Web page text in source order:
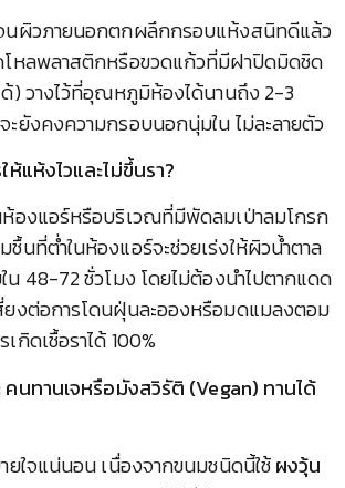
นผิวภายนอกตกผลึกกรอบแห้งสนิทดีแล้ว
โหลพลาสติกหรือขวดแก้วที่มีฝาปิดมิดชิด
ด้) วางไว้ที่อุณหภูมิห้องได้นานถึง 2-3
ยังคงความกรอบนอกนุ่มใน ไม่ละลายตัว
ห้แห้งไวและไม่ขึ้นรา?
ห้องแอร์หรือบริเวณที่มีพัดลมเป่าลมโกรก
ชื้นที่ต่ำในห้องแอร์จะช่วยเร่งให้ผิวน้ำตาล
น 48-72 ชั่วโมง โดยไม่ต้องนำไปตากแดด
ยงต่อการโดนฝุ่นละอองหรือมดแมลงตอม
กิดเชื้อราได้ 100%
คนทานเจหรือมังสวิรัติ (Vegan) ทานได้
ยใจแน่นอน เนื่องจากขนมชนิดนี้ใช้ผงวุ้น